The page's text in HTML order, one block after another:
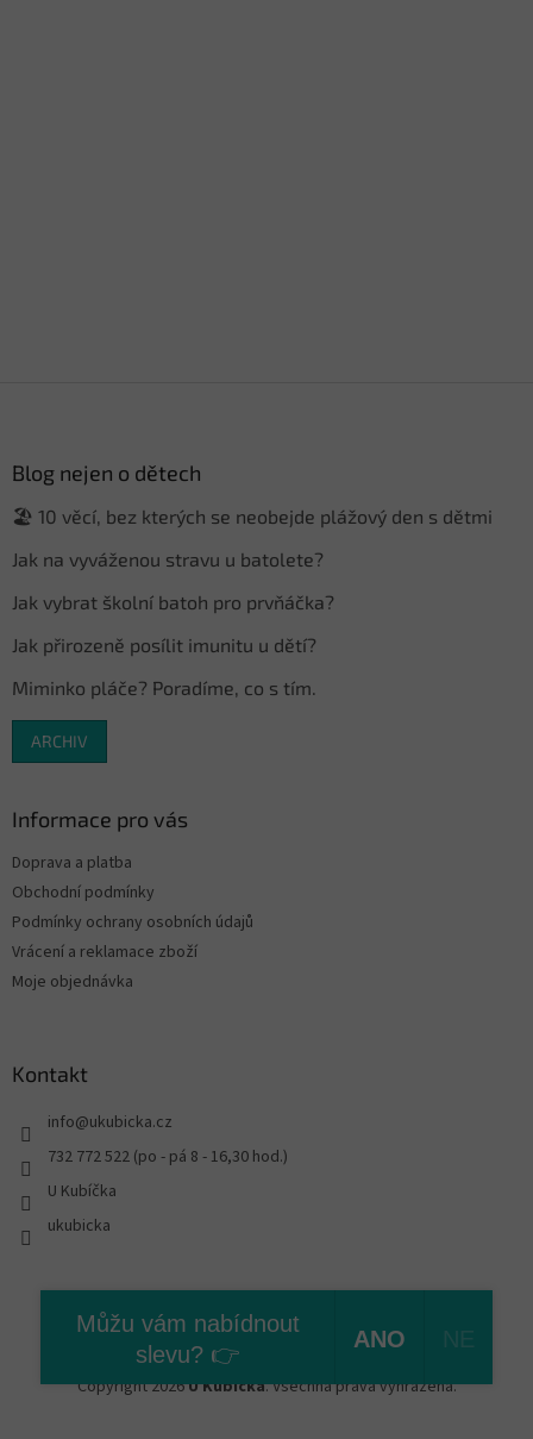
Blog nejen o dětech
🏖️ 10 věcí, bez kterých se neobejde plážový den s dětmi
Jak na vyváženou stravu u batolete?
Jak vybrat školní batoh pro prvňáčka?
Jak přirozeně posílit imunitu u dětí?
Miminko pláče? Poradíme, co s tím.
ARCHIV
Informace pro vás
Doprava a platba
Obchodní podmínky
Podmínky ochrany osobních údajů
Vrácení a reklamace zboží
Moje objednávka
Kontakt
info@ukubicka.cz
732 772 522 (po - pá 8 - 16,30 hod.)
U Kubíčka
ukubicka
Vytvořil Shoptet
Copyright 2026U Kubíčka. Všechna práva vyhrazena.
Můžu vám nabídnout
slevu? 👉
ANO NE